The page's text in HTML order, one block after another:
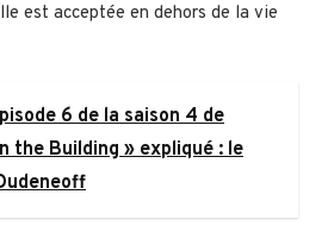
est acceptée en dehors de la vie
6 de la saison 4 de
the Building » expliqué : le